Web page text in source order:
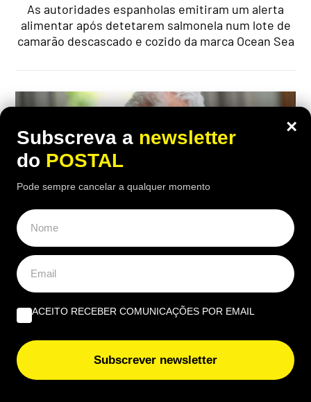
As autoridades espanholas emitiram um alerta
alimentar após detetarem salmonela num lote de
camarão descascado e cozido da marca Ocean Sea
ECONOMIA,EUROPA
Carpinteiro reformado de 91 anos com
incapacidade vê Segurança Social
recusar-lhe subida da pensão de 850€
×
Subscreva a newsletter
do POSTAL
Pode sempre cancelar a qualquer momento
ACEITO RECEBER COMUNICAÇÕES POR EMAIL
Subscrever newsletter